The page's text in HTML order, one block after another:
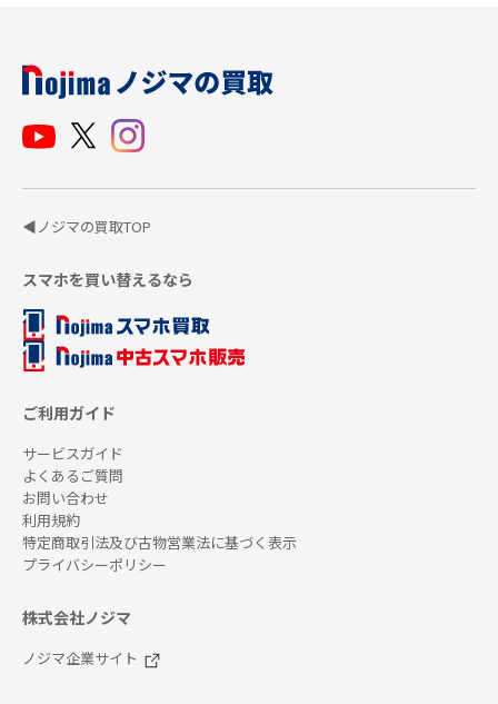
◀ノジマの買取TOP
スマホを買い替えるなら
ご利用ガイド
サービスガイド
よくあるご質問
お問い合わせ
利用規約
特定商取引法及び古物営業法に基づく表示
プライバシーポリシー
株式会社ノジマ
ノジマ企業サイト